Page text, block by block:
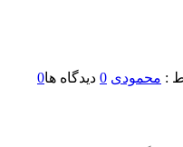
: محمودی 0 دیدگاه ها0